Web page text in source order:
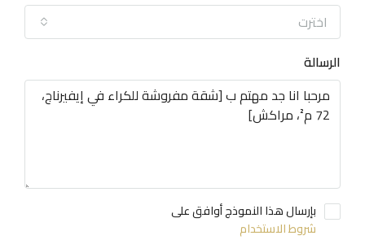
اخترت
الرسالة
بإرسال هذا النموذج أوافق على
شروط الاستخدام